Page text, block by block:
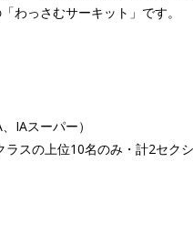
わっさむサーキット」です。
IAスーパー）
スの上位10名のみ・計2セクシ